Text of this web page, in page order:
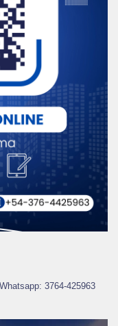
3764-425963